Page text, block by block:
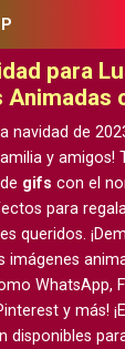
para
Animadas
navidad de
y amigos!
gifs con el
para
queridos.
imágenes
WhatsApp,
y más!
disponibles